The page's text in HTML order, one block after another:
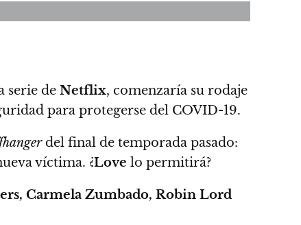
serie de Netflix, comenzaría su rodaje
para protegerse del COVID-19.
del final de temporada pasado:
víctima. ¿Love lo permitirá?
Carmela Zumbado, Robin Lord